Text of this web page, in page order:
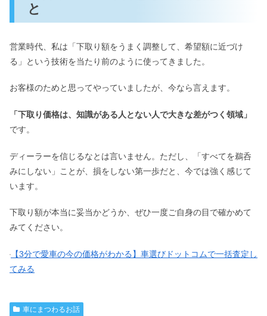
と
営業時代、私は「下取り額をうまく調整して、希望額に近づけ
る」という技術を当たり前のように使ってきました。
お客様のためと思ってやっていましたが、今なら言えます。
「下取り価格は、知識がある人とない人で大きな差がつく領域」
です。
ディーラーを信じるなとは言いません。ただし、「すべてを鵜呑
みにしない」ことが、損をしない第一歩だと、今では強く感じて
います。
下取り額が本当に妥当かどうか、ぜひ一度ご自身の目で確かめて
みてください。
【3分で愛車の今の価格がわかる】車選びドットコムで一括査定し
てみる
車にまつわるお話